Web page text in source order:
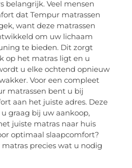
belangrijk. Veel mensen
dat Tempur matrassen
want deze matrassen
om uw lichaam
te bieden. Dit zorgt
op het matras ligt en u
u elke ochtend opnieuw
Voor een compleet
matrassen bent u bij
aan het juiste adres. Deze
graag bij uw aankoop,
juiste matras naar huis
optimaal slaapcomfort?
precies wat u nodig